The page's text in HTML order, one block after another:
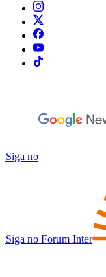
Siga no
Siga no Forum Inter